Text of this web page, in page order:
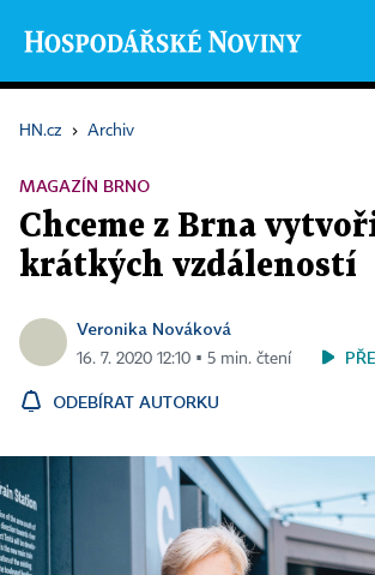
HN.cz › Archiv
MAGAZÍN BRNO
Chceme z Brna
krátkých vzdáleností
Veronika Nováková
16. 7. 2020 12:10 ▪ 5 min. čtení
ODEBÍRAT AUTORKU